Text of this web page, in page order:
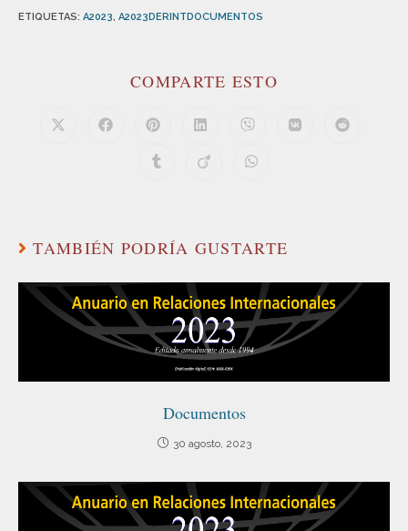
ETIQUETAS: A2023, A2023DERINTDOCUMENTOS
COMPARTE ESTO
TAMBIÉN PODRÍA GUSTARTE
Documentos
30 agosto, 2023